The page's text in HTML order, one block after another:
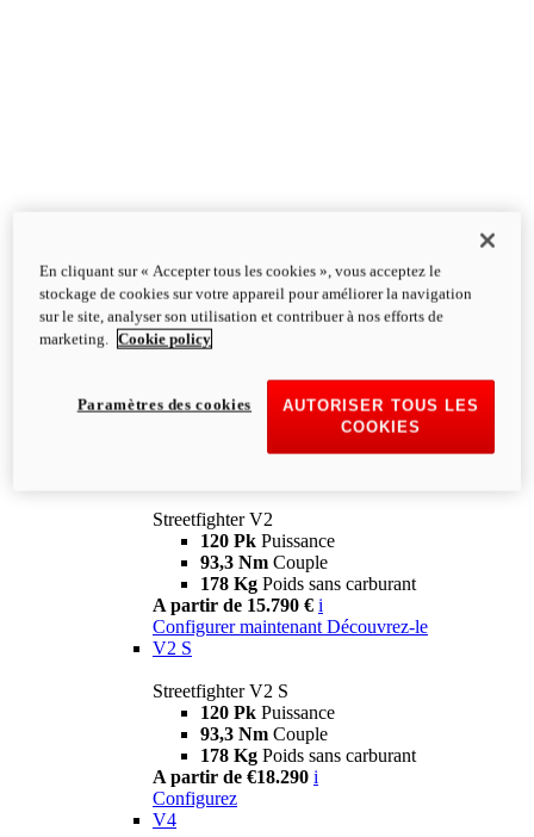
Streetfighter V2
120 Pk Puissance
93,3 Nm Couple
178 Kg Poids sans carburant
A partir de 15.790 € i
Configurer maintenant Découvrez-le
V2 S
Streetfighter V2 S
120 Pk Puissance
93,3 Nm Couple
178 Kg Poids sans carburant
A partir de €18.290 i
Configurez
V4
En cliquant sur « Accepter tous les cookies », vous acceptez le
stockage de cookies sur votre appareil pour améliorer la navigation
sur le site, analyser son utilisation et contribuer à nos efforts de
marketing.
Cookie policy
AUTORISER TOUS LES
COOKIES
Paramètres des cookies